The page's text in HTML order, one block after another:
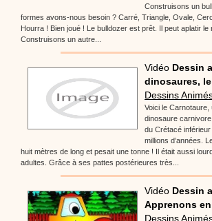
Construisons un
formes avons-nous besoin ? Carré, Triangle, Ovale,
Hourra ! Bien joué ! Le bulldozer est prêt. Il peut aplatir le
Construisons un autre...
Vidéo Dessin
dinosaures,
Dessins
Voici le Carnotaure,
dinosaure carnivore
du Crétacé
millions d’années.
huit mètres de long et pesait une tonne ! Il était aussi
adultes. Grâce à ses pattes postérieures très...
Vidéo Dessin
Apprenons
Dessins